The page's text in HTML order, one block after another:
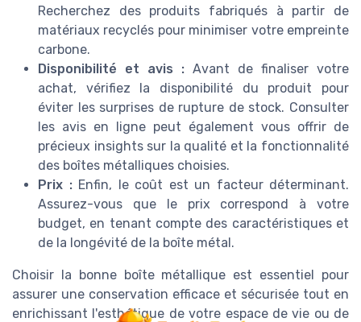
Recherchez des produits fabriqués à partir de
matériaux recyclés pour minimiser votre empreinte
carbone.
Disponibilité et avis : Avant de finaliser votre
achat, vérifiez la disponibilité du produit pour
éviter les surprises de rupture de stock. Consulter
les avis en ligne peut également vous offrir de
précieux insights sur la qualité et la fonctionnalité
des boîtes métalliques choisies.
Prix :Enfin, le coût est un facteur déterminant.
Assurez-vous que le prix correspond à votre
budget, en tenant compte des caractéristiques et
de la longévité de la boîte métal.
Choisir la bonne boîte métallique est essentiel pour
assurer une conservation efficace et sécurisée tout en
enrichissant l'esthétique de votre espace de vie ou de